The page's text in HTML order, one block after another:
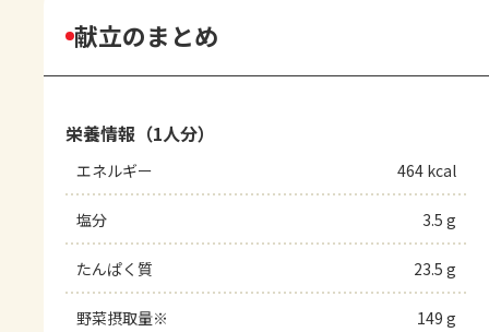
献立のまとめ
栄養情報（1人分）
エネルギー 464 kcal
塩分 3.5 g
たんぱく質 23.5 g
野菜摂取量※ 149 g